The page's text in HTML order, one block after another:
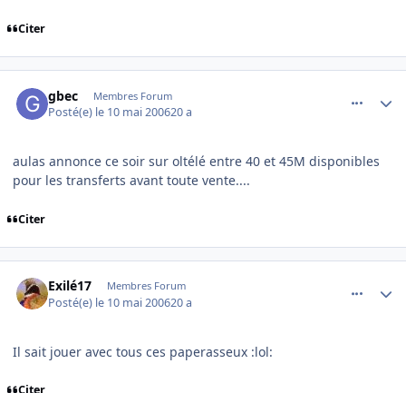
Citer
gbec Membres Forum
Posté(e) le 10 mai 200620 a
aulas annonce ce soir sur oltélé entre 40 et 45M disponibles
pour les transferts avant toute vente....
Citer
Exilé17 Membres Forum
Posté(e) le 10 mai 200620 a
Il sait jouer avec tous ces paperasseux :lol: